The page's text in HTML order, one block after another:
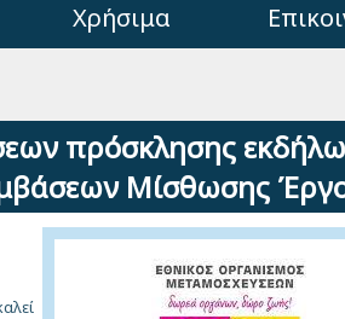
Χρήσιμα
πρόσκλησης
Μίσθωσης